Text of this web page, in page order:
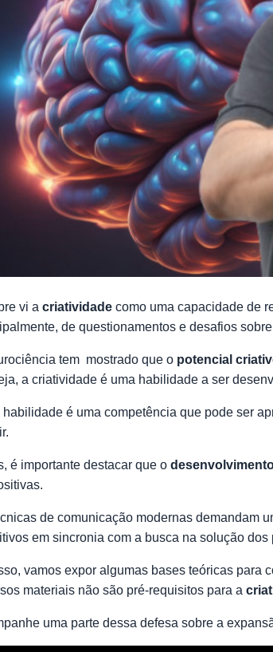
vi a criatividade como uma capacidade de
de questionamentos e desafios
tem mostrado que o potencial
a criatividade é uma habilidade a ser
habilidade é uma competência que pode ser
é importante destacar que o
de comunicação modernas demandam
em sincronia com a busca na solução
vamos expor algumas bases teóricas para
materiais não são pré-requisitos para a
uma parte dessa defesa sobre a